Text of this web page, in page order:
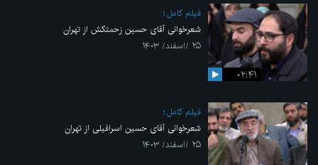
۰۲:۴۱
فیلم کامل
شعرخوانی آقای حسین زحمتکش از تهران
۲۵ /اسفند/ ۱۴۰۳
فیلم کامل
شعرخوانی آقای حسین اسرافیلی از تهران
۲۵ /اسفند/ ۱۴۰۳